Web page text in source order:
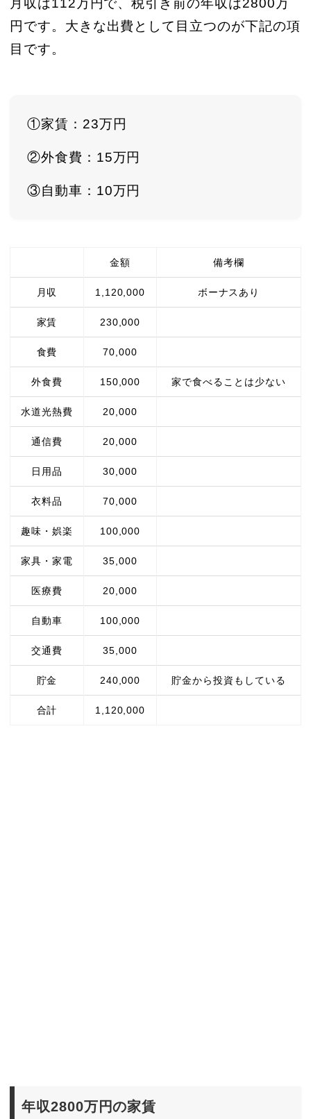
円です。大きな出費として目立つのが下記の項
目です。
①家賃：23万円
②外食費：15万円
③自動車：10万円
金額 備考欄
月収 1,120,000 ボーナスあり
家賃 230,000
食費 70,000
外食費 150,000 家で食べることは少ない
水道光熱費 20,000
通信費 20,000
日用品 30,000
衣料品 70,000
趣味・娯楽 100,000
家具・家電 35,000
医療費 20,000
自動車 100,000
交通費 35,000
貯金 240,000 貯金から投資もしている
合計 1,120,000
年収2800万円の家賃